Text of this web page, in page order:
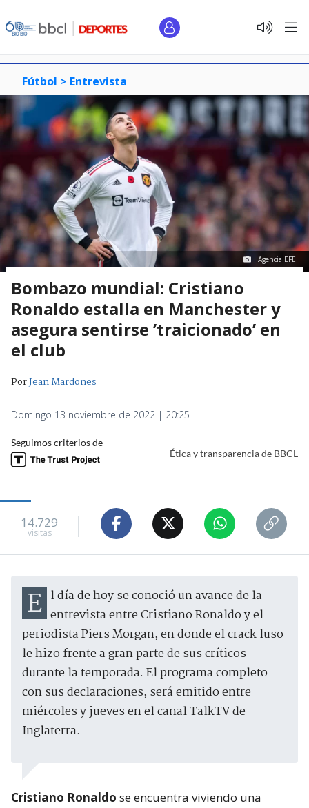
Fútbol > Entrevista
Agencia EFE.
Bombazo mundial: Cristiano
Ronaldo estalla en Manchester y
asegura sentirse ’traicionado’ en
el club
PorJean Mardones
Domingo 13 noviembre de 2022 | 20:25
Seguimos criterios de
Ética y transparencia de BBCL
14.729
visitas
El día de hoy se conoció un avance de la entrevista entre Cristiano Ronaldo y el
periodista Piers Morgan, en donde el crack luso
le hizo frente a gran parte de sus críticos
durante la temporada. El programa completo
con sus declaraciones, será emitido entre
miércoles y jueves en el canal TalkTV de
Inglaterra.
Cristiano Ronaldo se encuentra viviendo una